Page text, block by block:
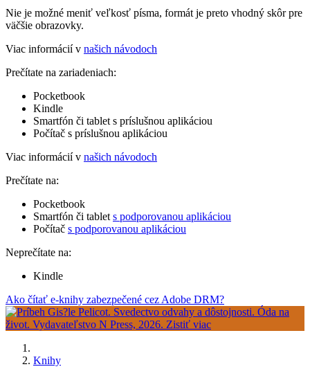
Nie je možné meniť veľkosť písma, formát je preto vhodný skôr pre
väčšie obrazovky.
Viac informácií v našich návodoch
Prečítate na zariadeniach:
Pocketbook
Kindle
Smartfón či tablet s príslušnou aplikáciou
Počítač s príslušnou aplikáciou
Viac informácií v našich návodoch
Prečítate na:
Pocketbook
Smartfón či tablet s podporovanou aplikáciou
Počítač s podporovanou aplikáciou
Neprečítate na:
Kindle
Ako čítať e-knihy zabezpečené cez Adobe DRM?
Knihy